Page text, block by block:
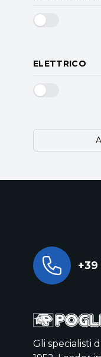
ELETTRICO
Gli specialisti